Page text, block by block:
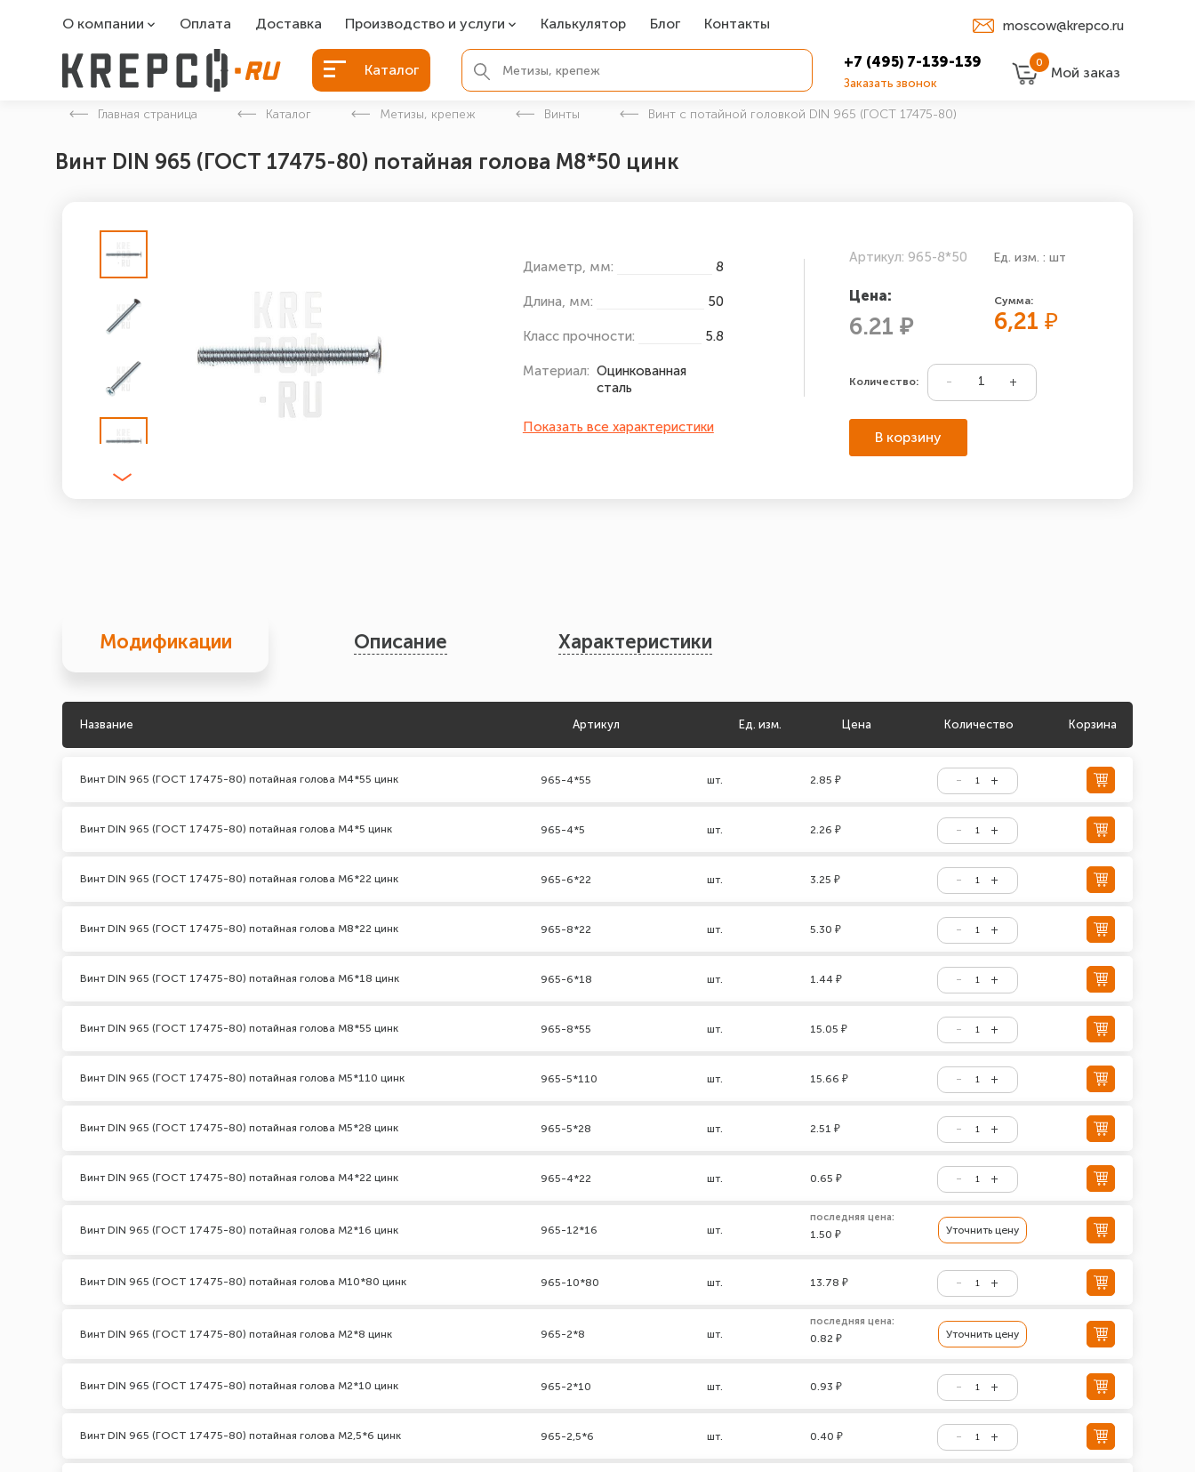
О компании
О компании
Оплата Доставка Производство и услуги
Болты БСР
Болты для фундамента
Закладные детали
Калькулятор Блог Контакты moscow@krepco.ru
Каталог +7 (495) 7-139-139
Заказать звонок
0
Мой заказ
Главная страница Каталог Метизы, крепеж Винты Винт с потайной головкой DIN 965 (ГОСТ 17475-80)
Винт DIN 965 (ГОСТ 17475-80) потайная голова М8*50 цинк
Диаметр, мм: 8
Длина, мм: 50
Класс прочности: 5.8
Материал: Оцинкованная
сталь
Показать все характеристики
Артикул: 965-8*50 Ед. изм. : шт
Цена:
6.21 ₽
Сумма:
6,21₽
Количество:
В корзину
Модификации Описание Характеристики
Название Артикул Ед. изм. Цена Количество Корзина
Винт DIN 965 (ГОСТ 17475-80) потайная голова М4*55 цинк 965-4*55 шт. 2.85 ₽
Винт DIN 965 (ГОСТ 17475-80) потайная голова М4*5 цинк 965-4*5 шт. 2.26 ₽
Винт DIN 965 (ГОСТ 17475-80) потайная голова М6*22 цинк 965-6*22 шт. 3.25 ₽
Винт DIN 965 (ГОСТ 17475-80) потайная голова М8*22 цинк 965-8*22 шт. 5.30 ₽
Винт DIN 965 (ГОСТ 17475-80) потайная голова М6*18 цинк 965-6*18 шт. 1.44 ₽
Винт DIN 965 (ГОСТ 17475-80) потайная голова М8*55 цинк 965-8*55 шт. 15.05 ₽
Винт DIN 965 (ГОСТ 17475-80) потайная голова М5*110 цинк 965-5*110 шт. 15.66 ₽
Винт DIN 965 (ГОСТ 17475-80) потайная голова М5*28 цинк 965-5*28 шт. 2.51 ₽
Винт DIN 965 (ГОСТ 17475-80) потайная голова М4*22 цинк 965-4*22 шт. 0.65 ₽
Винт DIN 965 (ГОСТ 17475-80) потайная голова М2*16 цинк 965-12*16 шт.
последняя цена:
1.50 ₽ Уточнить цену
Винт DIN 965 (ГОСТ 17475-80) потайная голова М10*80 цинк 965-10*80 шт. 13.78 ₽
Винт DIN 965 (ГОСТ 17475-80) потайная голова М2*8 цинк 965-2*8 шт.
последняя цена:
0.82 ₽ Уточнить цену
Винт DIN 965 (ГОСТ 17475-80) потайная голова М2*10 цинк 965-2*10 шт. 0.93 ₽
Винт DIN 965 (ГОСТ 17475-80) потайная голова М2,5*6 цинк 965-2,5*6 шт. 0.40 ₽